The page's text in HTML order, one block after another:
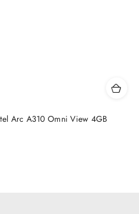
Arc A310 Omni View 4GB